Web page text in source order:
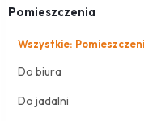
Pomieszczenia
Wszystkie:
Do biura
Do jadalni